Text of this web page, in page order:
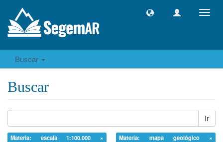
Buscar
Buscar
Ir
Materia: escala 1:100.000 ×
Materia: mapa geológico ×